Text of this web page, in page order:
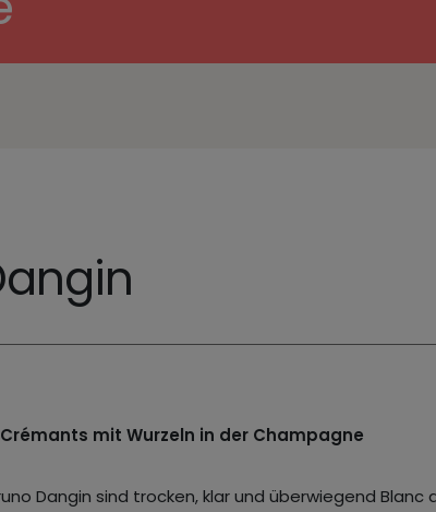
mit Wurzeln in der Champagne
Dangin sind trocken, klar und überwiegend Blanc